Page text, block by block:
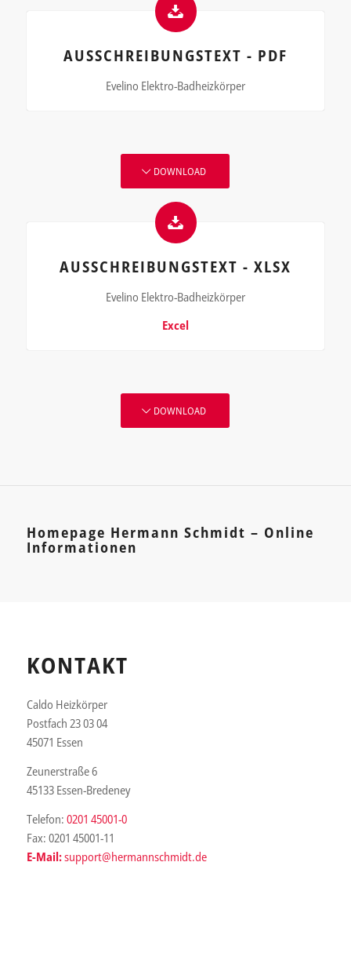
AUSSCHREIBUNGSTEXT - PDF
Evelino Elektro-Badheizkörper
DOWNLOAD
AUSSCHREIBUNGSTEXT - XLSX
Evelino Elektro-Badheizkörper
Excel
DOWNLOAD
Homepage Hermann Schmidt – Online
Informationen
KONTAKT
Caldo Heizkörper
Postfach 23 03 04
45071 Essen
Zeunerstraße 6
45133 Essen-Bredeney
Telefon: 0201 45001-0
Fax: 0201 45001-11
E-Mail:support@hermannschmidt.de